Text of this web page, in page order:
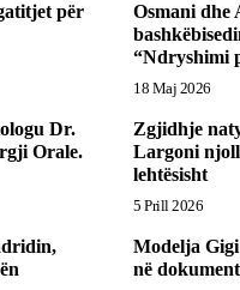
për
Osmani
“Ndryshimi
18 Maj 2026
Dr.
Orale.
Zgjidhje
Largoni
lehtësisht
5 Prill 2026
Modelja
në